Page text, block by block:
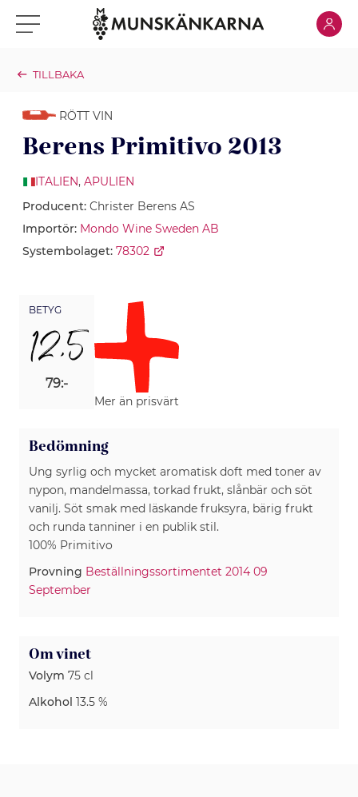
Klicka för meny Klicka
TILLBAKA
RÖTT VIN
Berens Primitivo 2013
ITALIEN, APULIEN
Producent: Christer Berens AS
Importör: Mondo Wine Sweden AB
Systembolaget: 78302
BETYG
12,5
79:-
Mer än prisvärt
Bedömning
Ung syrlig och mycket aromatisk doft med toner av
nypon, mandelmassa, torkad frukt, slånbär och söt
vanilj. Söt smak med läskande fruksyra, bärig frukt
och runda tanniner i en publik stil.
100% Primitivo
Provning Beställningssortimentet 2014 09
September
Om vinet
Volym 75 cl
Alkohol 13.5 %